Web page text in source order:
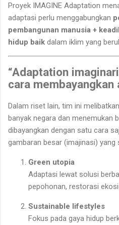
Proyek IMAGINE Adaptation
adaptasi perlu menggabungkan
pembangunan manusia +
hidup baik dalam iklim yang
“Adaptation
cara membayangkan
Dalam riset lain, tim ini
banyak negara dan menemukan
dibayangkan dengan satu cara
gambaran besar (imajinasi) yang
Green utopia
Adaptasi lewat solusi
pepohonan, restorasi
Sustainable lifestyles
Fokus pada gaya hidup